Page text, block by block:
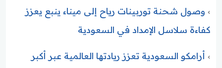
وصول شحنة توربينات رياح إلى ميناء ينبع يعزز
كفاءة سلاسل الإمداد في السعودية
أرامكو السعودية تعزز ريادتها العالمية عبر أكبر